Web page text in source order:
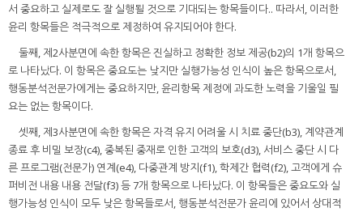
서 중요하고 실제로도 잘 실행될 것으로 기대되는 항목들이다.. 따라서, 이러한
윤리 항목들은 적극적으로 제정하여 유지되어야 한다.
둘째, 제2사분면에 속한 항목은 진실하고 정확한 정보 제공(b2)의 1개 항목으
로 나타났다. 이 항목은 중요도는 낮지만 실행가능성 인식이 높은 항목으로서,
행동분석전문가에게는 중요하지만, 윤리항목 제정에 과도한 노력을 기울일 필
요는 없는 항목이다.
셋째, 제3사분면에 속한 항목은 자격 유지 어려울 시 치료 중단(b3), 계약관계
종료 후 비밀 보장(c4), 중복된 중재로 인한 고객의 보호(d3), 서비스 중단 시 다
른 프로그램(전문가) 연계(e4), 다중관계 방지(f1), 학제간 협력(f2), 고객에게 슈
퍼비전 내용 내용 전달(f3) 등 7개 항목으로 나타났다. 이 항목들은 중요도와 실
행가능성 인식이 모두 낮은 항목들로서, 행동분석전문가 윤리에 있어서 상대적